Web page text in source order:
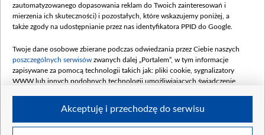
zautomatyzowanego dopasowania reklam do Twoich zainteresowań i
mierzenia ich skuteczności) i pozostałych, które wskazujemy poniżej, a
także zgody na udostępnianie przez nas identyfikatora PPID do Google.
Twoje dane osobowe zbierane podczas odwiedzania przez Ciebie naszych
poszczególnych serwisów zwanych dalej „Portalem”, w tym informacje
zapisywane za pomocą technologii takich jak: pliki cookie, sygnalizatory
WWW lub innych podobnych technologii umożliwiających świadczenie
Akceptuję i przechodzę do serwisu